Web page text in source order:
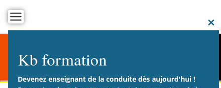
Kb formation
Devenez enseignant de la conduite dès aujourd'hui !